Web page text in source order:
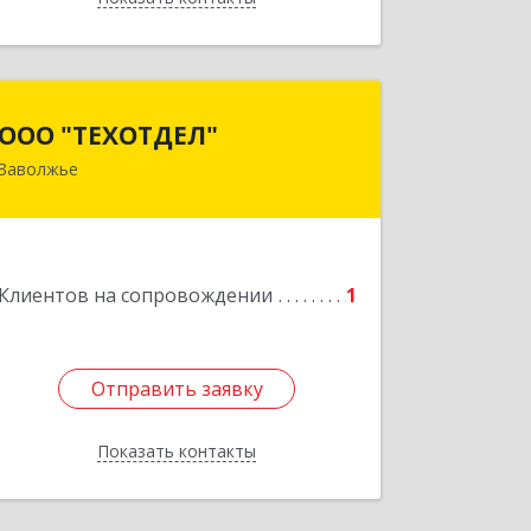
Назад
ООО "ТЕХОТДЕЛ"
Клиентов на сопровождении 1
Отправить заявку
Показать контакты
Отправить заявку
Назад